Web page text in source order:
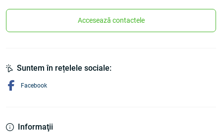
Accesează contactele
Informaţii
Suntem în rețelele sociale:
Facebook